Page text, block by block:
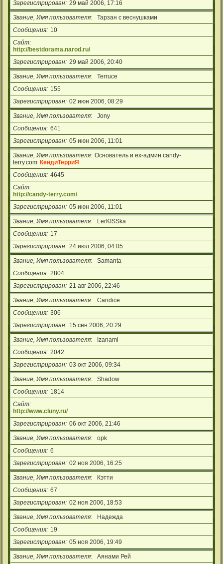
Зарегистрирован 29 май 2006, 17:16
Звание, Имя пользователя
Тарзан с веснушками
Сообщения
10
Сайт
http://bestdorama.narod.ru/
Зарегистрирован 29 май 2006, 20:40
Звание, Имя пользователя
Terruce
Сообщения
155
Зарегистрирован 02 июн 2006, 08:29
Звание, Имя пользователя
Jony
Сообщения 641
Зарегистрирован 05 июн 2006, 11:01
Звание, Имя пользователя Основатель и ex-админ candy-
terry.com КендиТерриЯ
Сообщения 4645
Сайт
http://candy-terry.com/
Зарегистрирован 05 июн 2006, 11:01
Звание, Имя пользователя
LerKISSka
Сообщения
17
Зарегистрирован 24 июл 2006, 04:05
Звание, Имя пользователя
Samanta
Сообщения 2804
Зарегистрирован 21 авг 2006, 22:46
Звание, Имя пользователя
Candice
Сообщения 306
Зарегистрирован
15 сен 2006, 20:29
Звание, Имя пользователя
Izanami
Сообщения 2042
Зарегистрирован 03 окт 2006, 09:34
Звание, Имя пользователя
Shadow
Сообщения
1814
Сайт
http://www.cluny.ru/
Зарегистрирован 06 окт 2006, 21:46
Звание, Имя пользователя
opk
Сообщения 6
Зарегистрирован 02 ноя 2006, 16:25
Звание, Имя пользователя
Кэтти
Сообщения 67
Зарегистрирован 02 ноя 2006, 18:53
Звание, Имя пользователя
Надежда
Сообщения
19
Зарегистрирован 05 ноя 2006, 19:49
Звание, Имя пользователя
Аянами Рей